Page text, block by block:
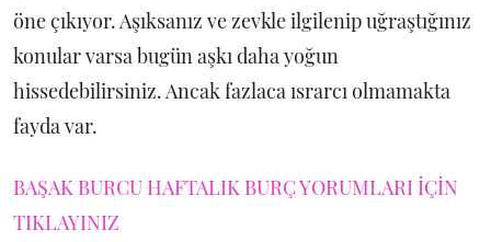
öne çıkıyor. Aşıksanız ve zevkle ilgilenip uğraştığınız
konular varsa bugün aşkı daha yoğun
hissedebilirsiniz. Ancak fazlaca ısrarcı olmamakta
fayda var.
BAŞAK BURCU HAFTALIK BURÇ YORUMLARI İÇİN
TIKLAYINIZ